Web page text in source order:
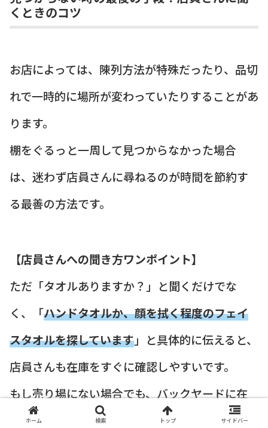
くときのコツ
お店によっては、陳列方法が特殊だったり、品切
れで一時的に場所が変わっていたりすることがあ
ります。
棚をぐるっと一周して見つからなかった場合
は、迷わず店員さんに尋ねるのが時間を節約す
る最善の方法です。
【店員さんへの聞き方ワンポイント】
ただ「タオルありますか？」と聞くだけでな
く、「ハンドタオルか、顔を拭く程度のフェイ
スタオルを探しています」と具体的に伝えると、
店員さんも在庫をすぐに確認しやすいです。
もし売り場にない場合でも、バックヤードに在
庫があるかを確認してもらえる可能性が高まりま
ホーム 検索 トップ サイドバー